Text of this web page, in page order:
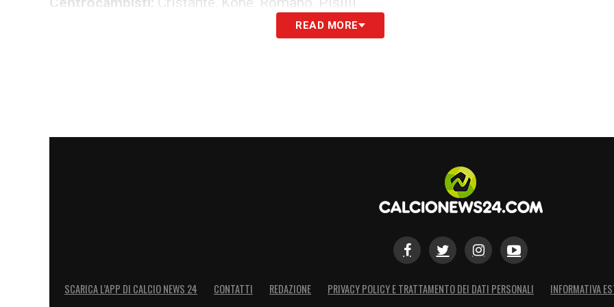
LEGGI ANCHE >>> Ultime Notizie Serie A: tutte le novità del giorno sul massimo
LA PLAYLIST DELLE NOSTRE TOP NEWS
READ MORE
SCARICA L’APP DI CALCIO NEWS 24 CONTATTI REDAZIONE PRIVACY POLICY E TRATTAMENTO DEI DATI PERSONALI INFORMATIVA